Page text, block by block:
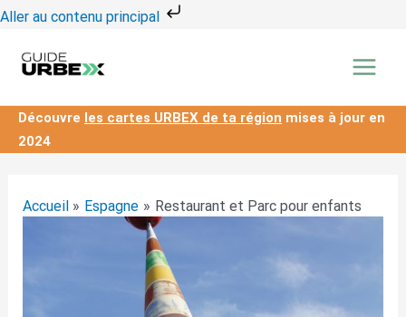
Aller au contenu principal
Aller
contenu
Découvre les cartes URBEX de ta région mises à jour en
2024
Accueil Espagne Restaurant et Parc pour enfants